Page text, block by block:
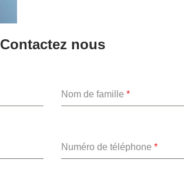
Contactez nous
Nom de famille *
Numéro de téléphone *